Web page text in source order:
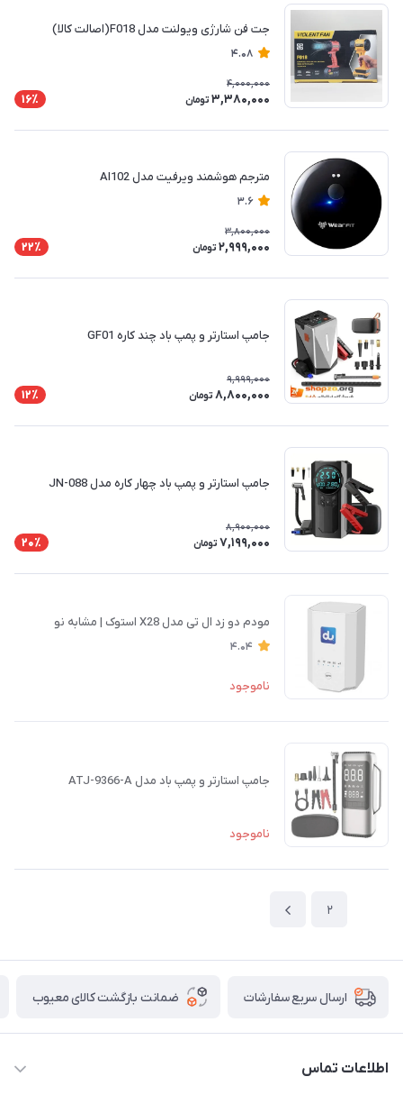
جت فن شارژی ویولنت مدل F018(اصالت کالا)
4.08
4,000,000
3,380,000 تومان 16٪
مترجم هوشمند ویرفیت مدل AI102
3.6
3,800,000
2,999,000 تومان 22٪
جامپ استارتر و پمپ باد چند کاره GF01‌
9,999,000
8,800,000 تومان 12٪
جامپ استارتر و پمپ باد چهار کاره مدل JN-088
8,900,000
7,199,000 تومان 20٪
مودم دو زد ال تی مدل X28 استوک | مشابه نو
4.04
ناموجود
جامپ استارتر و پمپ باد مدل ATJ-9366-A ‌
ناموجود
2
ارسال سریع سفارشات ضمانت بازگشت کالای معیوب
اطلاعات تماس